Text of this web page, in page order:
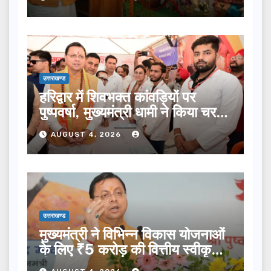
उत्तराखण्ड
हरिद्वार में शिवभक्त कांवड़ियों पर
पुष्पवर्षा, मुख्यमंत्री धामी ने किया चरण
प्रक्षालन…
AUGUST 4, 2026
उत्तराखण्ड
मुख्यमंत्री ने विभिन्न विकास योजनाओं
के लिए ₹5 करोड़ की वित्तीय स्वीकृति
दी…